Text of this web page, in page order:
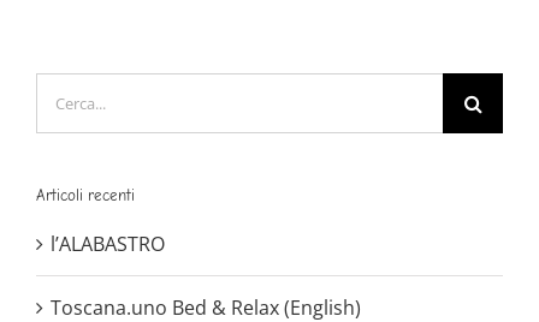
per:
Articoli recenti
l’ALABASTRO
Toscana.uno Bed & Relax (English)